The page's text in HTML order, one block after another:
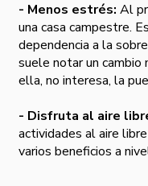
- Menos estrés: Al
una casa campestre.
dependencia a la
suele notar un cambio
ella, no interesa, la
- Disfruta al aire
actividades al aire
varios beneficios a